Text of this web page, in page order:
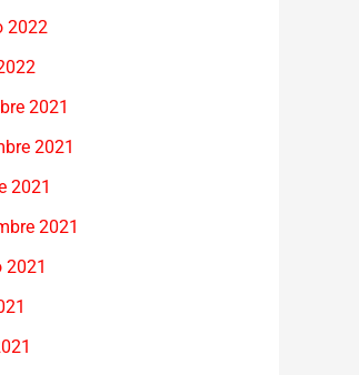
2022
2021
2021
2021
2021
2021